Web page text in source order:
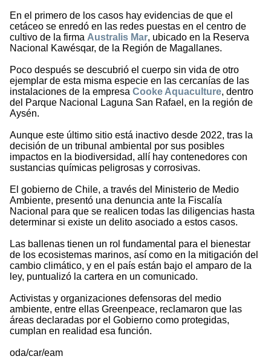
En el primero de los casos hay evidencias de que el
cetáceo se enredó en las redes puestas en el centro de
cultivo de la firma Australis Mar, ubicado en la Reserva
Nacional Kawésqar, de la Región de Magallanes.
Poco después se descubrió el cuerpo sin vida de otro
ejemplar de esta misma especie en las cercanías de las
instalaciones de la empresa Cooke Aquaculture, dentro
del Parque Nacional Laguna San Rafael, en la región de
Aysén.
Aunque este último sitio está inactivo desde 2022, tras la
decisión de un tribunal ambiental por sus posibles
impactos en la biodiversidad, allí hay contenedores con
sustancias químicas peligrosas y corrosivas.
El gobierno de Chile, a través del Ministerio de Medio
Ambiente, presentó una denuncia ante la Fiscalía
Nacional para que se realicen todas las diligencias hasta
determinar si existe un delito asociado a estos casos.
Las ballenas tienen un rol fundamental para el bienestar
de los ecosistemas marinos, así como en la mitigación del
cambio climático, y en el país están bajo el amparo de la
ley, puntualizó la cartera en un comunicado.
Activistas y organizaciones defensoras del medio
ambiente, entre ellas Greenpeace, reclamaron que las
áreas declaradas por el Gobierno como protegidas,
cumplan en realidad esa función.
oda/car/eam